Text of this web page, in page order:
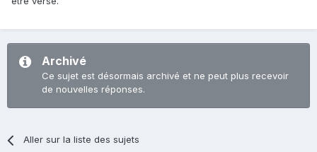
Archivé
Ce sujet est désormais archivé et ne peut plus recevoir
de nouvelles réponses.
Aller sur la liste des sujets